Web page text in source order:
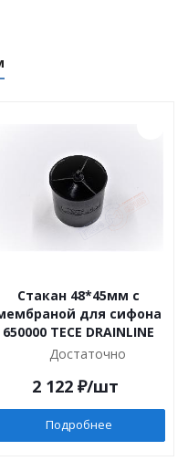
Стакан 48*45мм с
для сифона
650000 TECE DRAINLINE
Достаточно
2 122 ₽/шт
Подробнее